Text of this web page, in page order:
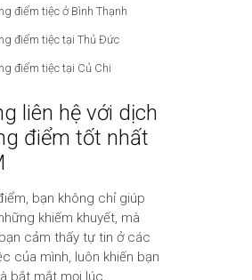
điểm tiệc ở Bình Thạnh
điểm tiệc tại Thủ Đức
điểm tiệc tại Củ Chi
liên hệ với dịch
điểm tốt nhất
bạn không chỉ giúp
khiếm khuyết, mà
cảm thấy tự tin ở các
của mình, luôn khiến bạn